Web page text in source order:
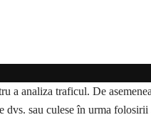
analiza traficul. De
sau culese în urma